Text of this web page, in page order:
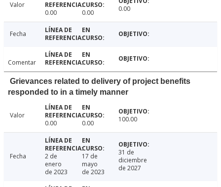
Valor
0.00
0.00 0.00
Fecha
Comentar
Grievances related to delivery of project benefits
responded to in a timely manner
Valor
0.00
0.00 100.00
Fecha
2 de
enero
de 2023
17 de
mayo
de 2023
31 de
diciembre
de 2027